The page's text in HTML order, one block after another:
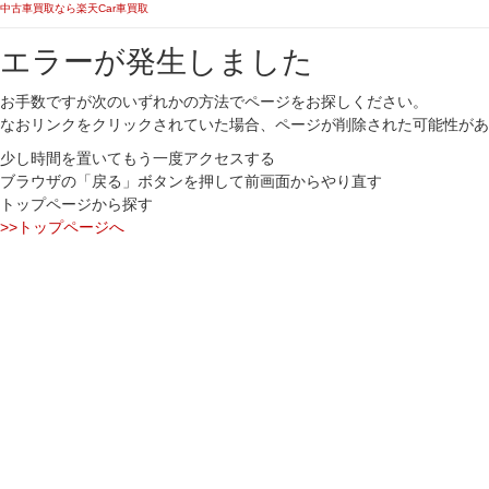
中古車買取なら楽天Car車買取
エラーが発生しました
お手数ですが次のいずれかの方法でページをお探しください。
なおリンクをクリックされていた場合、ページが削除された可能性が
少し時間を置いてもう一度アクセスする
ブラウザの「戻る」ボタンを押して前画面からやり直す
トップページから探す
>>トップページへ